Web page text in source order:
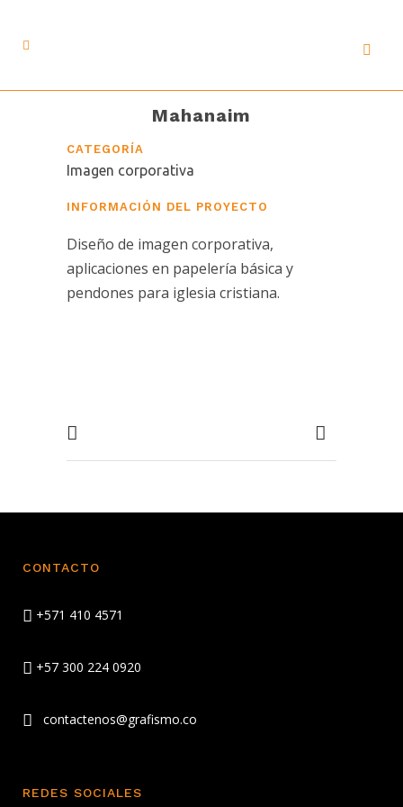
Mahanaim
CATEGORÍA
Imagen corporativa
INFORMACIÓN DEL PROYECTO
Diseño de imagen corporativa,
aplicaciones en papelería básica y
pendones para iglesia cristiana.
CONTACTO
+571 410 4571
+57 300 224 0920
contactenos@grafismo.co
REDES SOCIALES